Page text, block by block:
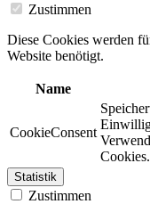
Zustimmen
Diese Cookies werden
Website benötigt.
Name
CookieConsent
Cookies.
Statistik
Zustimmen